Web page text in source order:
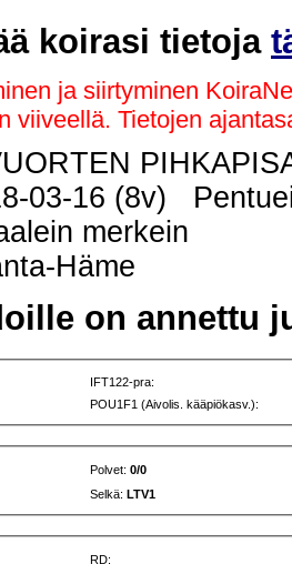
koirasi tietoja
ja siirtyminen
viiveellä. Tietojen
03-16 (8v)
merkein
Häme
on annettu
IFT122-pra:
POU1F1 (Aivolis. kääpiökasv.):
Polvet:0/0
Selkä:LTV1
RD: